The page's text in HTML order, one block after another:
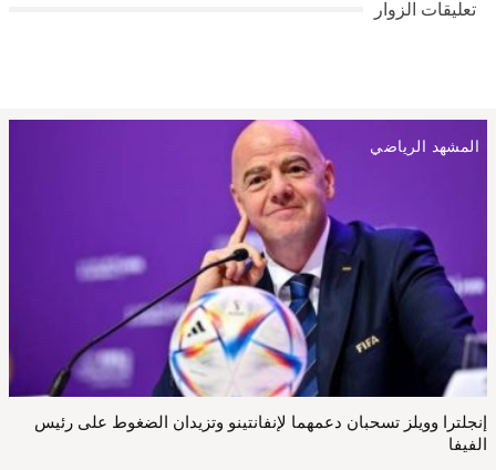
تعليقات الزوار
المشهد الرياضي
إنجلترا وويلز تسحبان دعمهما لإنفانتينو وتزيدان الضغوط على رئيس
الفيفا